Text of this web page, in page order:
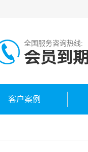
全国服务咨询热线:
会员到期
客户案例